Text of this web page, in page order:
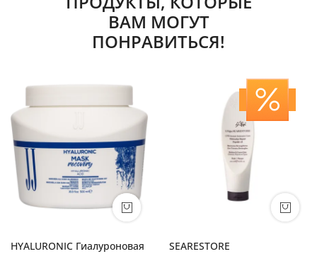
ВАМ МОГУТ
ПОНРАВИТЬСЯ!
HYALURONIC Гиалуроновая
SEARESTORE